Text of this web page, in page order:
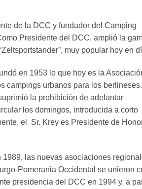
de la DCC y fundador del Camping
Presidente del DCC, amplió la
muy popular hoy en
en 1953 lo que hoy es la
campings urbanos para los berlineses.
la prohibición de adelantar
los domingos, introducida a corto
el Sr. Krey es Presidente de
las nuevas asociaciones
Pomerania Occidental se unieron
presidencia del DCC en 1994 y, a